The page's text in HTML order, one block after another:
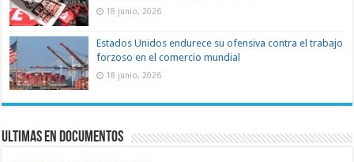
18 junio, 2026
Estados Unidos endurece su ofensiva contra el trabajo
forzoso en el comercio mundial
18 junio, 2026
Ultimas en documentos